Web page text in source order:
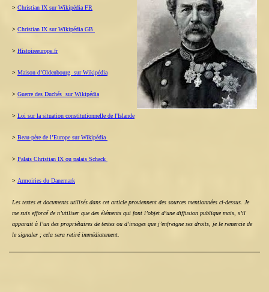
> Christian IX sur Wikipédia FR
> Christian IX sur Wikipédia GB
> Histoireeurope.fr
> Maison d’Oldenbourg sur Wikipédia
> Guerre des Duchés sur Wikipédia
> Loi sur la situation constitutionnelle de l'Islande
> Beau-père de l’Europe sur Wikipédia
> Palais Christian IX ou palais Schack
> Armoiries du Danemark
Les textes et documents utilisés dans cet article proviennent des sources mentionnées ci-dessus. Je
me suis efforcé de n’utiliser que des éléments qui font l’objet d’une diffusion publique mais, s’il
apparait à l’un des propriétaires de textes ou d’images que j’enfreigne ses droits, je le remercie de
le signaler ; cela sera retiré immédiatement.